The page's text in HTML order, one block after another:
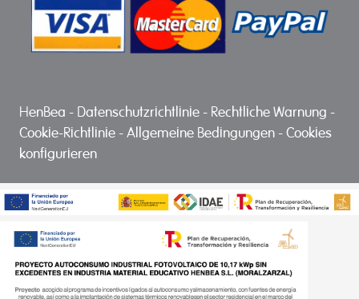
HenBea - Datenschutzrichtlinie - Rechtliche Warnung -
Cookie-Richtlinie -Allgemeine Bedingungen -Cookies
konfigurieren